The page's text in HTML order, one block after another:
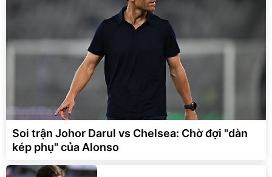
Soi trận Johor Darul vs Chelsea: Chờ đợi "dàn
kép phụ" của Alonso